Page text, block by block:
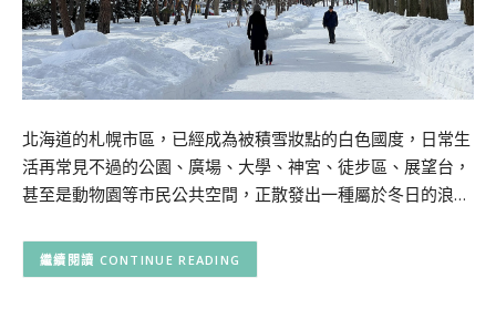
北海道的札幌市區，已經成為被積雪妝點的白色國度，日常生
活再常見不過的公園、廣場、大學、神宮、徒步區、展望台，
甚至是動物園等市民公共空間，正散發出一種屬於冬日的浪…
CONTINUE READING